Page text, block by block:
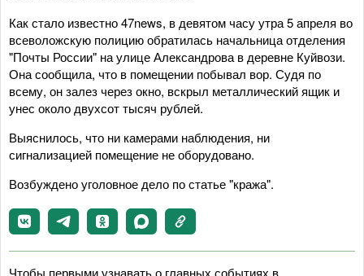
Как стало известно 47news, в девятом часу утра 5 апреля во
всеволожскую полицию обратилась начальница отделения
"Почты России" на улице Александрова в деревне Куйвози.
Она сообщила, что в помещении побывал вор. Судя по
всему, он залез через окно, вскрыл металлический ящик и
унес около двухсот тысяч рублей.
Выяснилось, что ни камерами наблюдения, ни
сигнализацией помещение не оборудовано.
Возбуждено уголовное дело по статье "кража".
Чтобы первыми узнавать о главных событиях в